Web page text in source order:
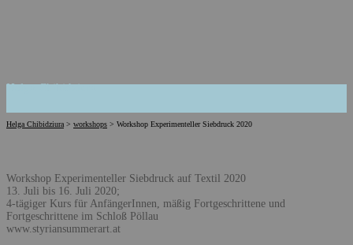
Helga Chibidziura
Helga Chibidziura > workshops > Workshop Experimenteller Siebdruck 2020
Workshop Experimenteller Siebdruck auf Textil 2020
13. Juli bis 16. Juli 2020;
4-tägiger Kurs für AnfängerInnen, mäßig Fortgeschrittene und
Fortgeschrittene im Schloß Pöllau
www.styriansummerart.at